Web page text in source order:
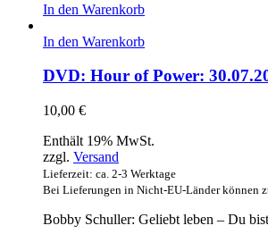
In den Warenkorb
In den Warenkorb
DVD: Hour of Power:
10,00 €
Enthält 19% MwSt.
zzgl. Versand
Lieferzeit: ca. 2-3 Werktage
Bei Lieferungen in Nicht-EU-Länder können
Bobby Schuller: Geliebt leben – Du